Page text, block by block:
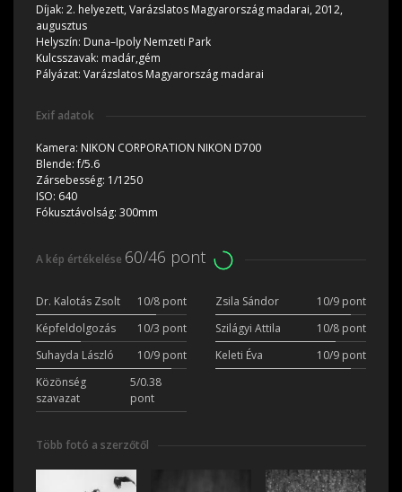
Díjak: 2. helyezett, Varázslatos Magyarország madarai, 2012,
augusztus
Helyszín: Duna–Ipoly Nemzeti Park
Kulcsszavak: madár,gém
Pályázat: Varázslatos Magyarország madarai
Exif adatok
Kamera: NIKON CORPORATION NIKON D700
Blende:f/5.6
Zársebesség: 1/1250
ISO: 640
Fókusztávolság: 300mm
A kép értékelése 60/46 pont
Dr. Kalotás Zsolt 10/8 pont Zsila Sándor
10/9 pont
Képfeldolgozás
10/3 pont Szilágyi Attila
10/8 pont
Suhayda László
10/9 pont Keleti Éva
10/9 pont
Közönség
szavazat
5/0.38
pont
Több fotó a szerzőtől